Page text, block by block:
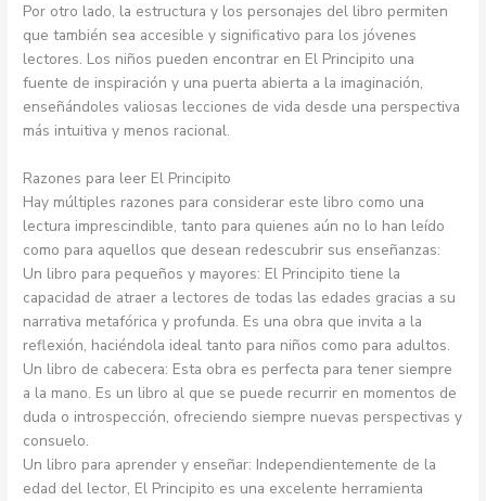
Por otro lado, la estructura y los personajes del libro permiten
que también sea accesible y significativo para los jóvenes
lectores. Los niños pueden encontrar en El Principito una
fuente de inspiración y una puerta abierta a la imaginación,
enseñándoles valiosas lecciones de vida desde una perspectiva
más intuitiva y menos racional.
Razones para leer El Principito
Hay múltiples razones para considerar este libro como una
lectura imprescindible, tanto para quienes aún no lo han leído
como para aquellos que desean redescubrir sus enseñanzas:
Un libro para pequeños y mayores: El Principito tiene la
capacidad de atraer a lectores de todas las edades gracias a su
narrativa metafórica y profunda. Es una obra que invita a la
reflexión, haciéndola ideal tanto para niños como para adultos.
Un libro de cabecera: Esta obra es perfecta para tener siempre
a la mano. Es un libro al que se puede recurrir en momentos de
duda o introspección, ofreciendo siempre nuevas perspectivas y
consuelo.
Un libro para aprender y enseñar: Independientemente de la
edad del lector, El Principito es una excelente herramienta